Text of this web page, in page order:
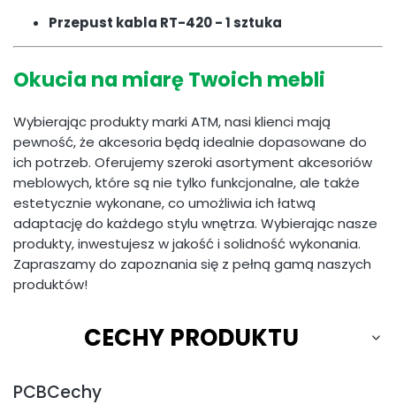
Przepust kabla RT-420 - 1 sztuka
Okucia na miarę Twoich mebli
Wybierając produkty marki ATM, nasi klienci mają
pewność, że akcesoria będą idealnie dopasowane do
ich potrzeb. Oferujemy szeroki asortyment akcesoriów
meblowych, które są nie tylko funkcjonalne, ale także
estetycznie wykonane, co umożliwia ich łatwą
adaptację do każdego stylu wnętrza. Wybierając nasze
produkty, inwestujesz w jakość i solidność wykonania.
Zapraszamy do zapoznania się z pełną gamą naszych
produktów!
CECHY PRODUKTU
PCBCechy